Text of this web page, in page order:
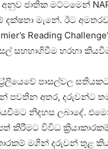
ජාතික මට්ටමෙන්
මැනේ. ඊට
Reading
සහභාගිවීම හරහා
පාසල්වල
පවතින අතර, දරුවන්ට
නිදහස ලබාදේ.
කිරීමට විවිධ
මගින් දරුවන් තුළ